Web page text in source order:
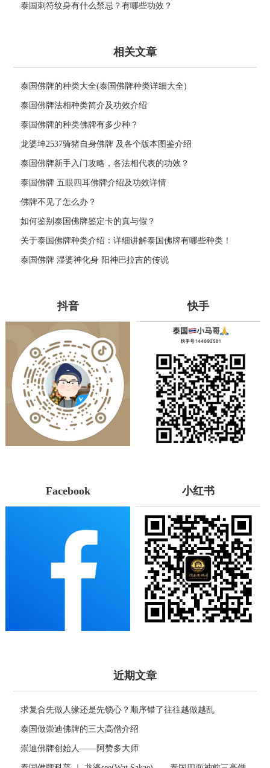
泰国刺符纹身有什么禁忌？有哪些功效？
相关文章
泰国佛牌的种类大全(泰国佛牌种类详细大全)
泰国佛牌法相种类简介及功效介绍
泰国佛牌的种类佛牌有多少种？
龙婆坤2537骑猪自身佛牌 及各个版本图鉴介绍
泰国佛牌新手入门攻略，各法相代表的功效？
泰国佛牌 五眼四耳佛牌介绍及功效详情
佛牌不见了怎么办？
如何鉴别泰国佛牌鉴定卡的真与假？
关于泰国佛牌种类介绍：详细讲解泰国佛牌有哪些种类！
泰国佛牌 湿婆神化身 阳神巴拉吉的传说
抖音 快手
Facebook 小红书
近期文章
求复合先做人缘还是先锁心？顺序错了往往越做越乱
泰国做崇迪佛牌的三大高僧介绍
崇迪佛牌创始人——阿赞多大师